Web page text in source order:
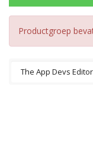
Productgroep